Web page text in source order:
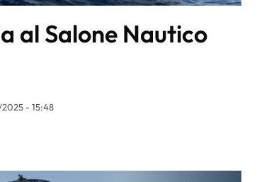
al Salone Nautico
- 15:48